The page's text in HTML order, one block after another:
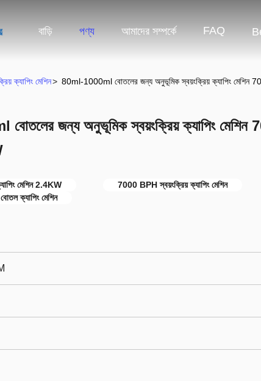
বাড়ি পণ্য আমাদের সম্পর্কে FAQ
ক্যাপিং মেশিন> 80ml-1000ml বোতলের জন্য অনুভূমিক স্বয়ংক্রিয় ক্যাপিং
জন্য অনুভূমিক স্বয়ংক্রিয় ক্যাপিং মেশিন
মেশিন 2.4KW
7000 BPH স্বয়ংক্রিয় ক্যাপিং মেশিন
ক্যাপিং মেশিন